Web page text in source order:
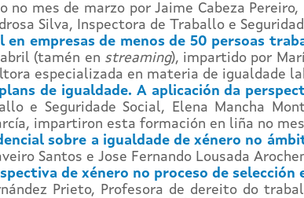
no mes de marzo por Jaime Cabeza
Silva, Inspectora de Traballo e
empresas de menos de 50 persoas
(tamén en streaming), impartido por
especializada en materia de igualdade
de igualdade. A aplicación da
e Seguridade Social, Elena Mancha
impartiron esta formación en liña no
sobre a igualdade de xénero no
Santos e Jose Fernando Lousada
de xénero no proceso de selección
Prieto, Profesora de dereito do